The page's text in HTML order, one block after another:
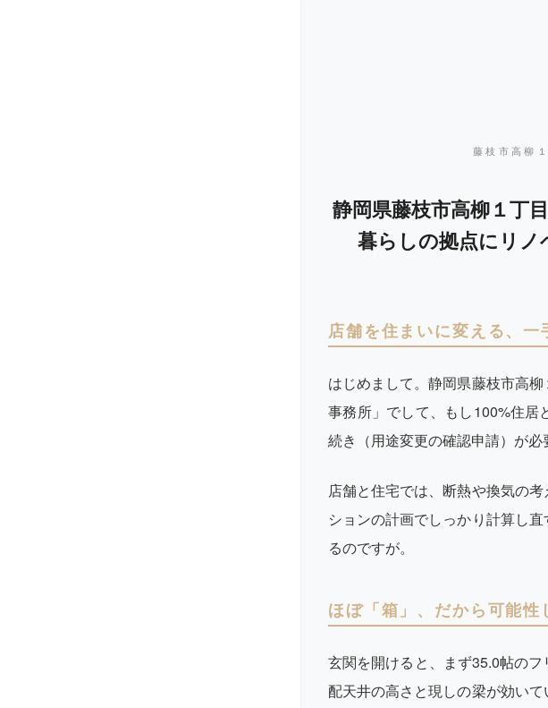
藤枝市高柳
静岡県藤枝市高柳１丁
暮らしの拠点にリノ
店舗を住まいに変える、一
はじめまして。静岡県藤枝市高
事務所」でして、もし100%住居
続き（用途変更の確認申請）が必
店舗と住宅では、断熱や換気の
ションの計画でしっかり計算し
るのですが。
ほぼ「箱」、だから可能性
玄関を開けると、まず35.0帖の
配天井の高さと現しの梁が効い